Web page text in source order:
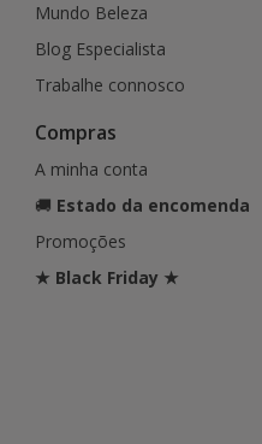
Mundo Beleza
Blog Especialista
Trabalhe connosco
Compras
A minha conta
🚚 Estado da encomenda
Promoções
★ Black Friday ★